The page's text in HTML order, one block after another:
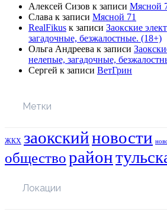
Алексей Сизов к записи Мясной
Слава к записи Мясной 71
RealFikus к записи Заокские
загадочные, безжалостные. (18+)
Ольга Андреева к записи
нелепые, загадочные,
Сергей к записи ВетГрин
Метки
ЖКХ заокскийновости
обществорайон
Локации